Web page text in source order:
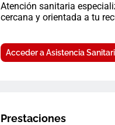
Atención sanitaria
cercana y orientada a tu
Acceder a Asistencia
Prestaciones